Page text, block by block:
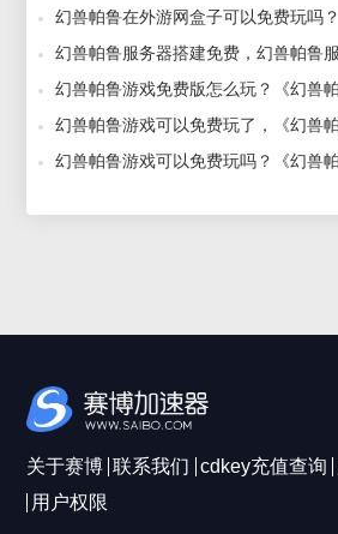
关于赛博 联系我们 cdkey充值查询
用户权限